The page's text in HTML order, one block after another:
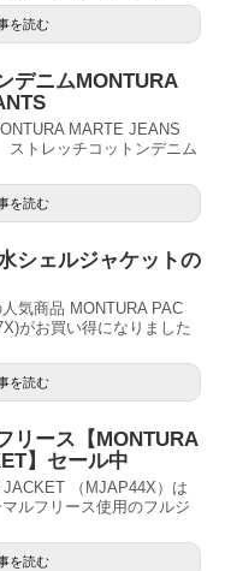
を読む
デニムMONTURA
MARTE JEANS
ストレッチコットンデニム
を読む
シェルジャケットの
気商品 MONTURA PAC
がお買い得になりました
を読む
リース【MONTURA
】セール中
（MJAP44X）は
ルフリース使用のフルジ
を読む